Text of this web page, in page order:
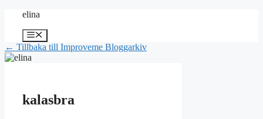
Hoppa
innehåll
elina
Meny
← Tillbaka till Improveme Bloggarkiv
kalasbra